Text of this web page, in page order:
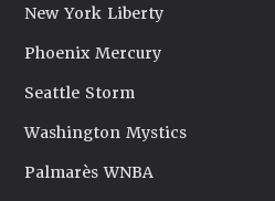
New York Liberty
Phoenix Mercury
Seattle Storm
Washington Mystics
Palmarès WNBA